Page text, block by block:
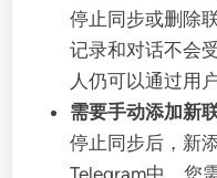
停止同步或删除
记录和对话不会
人仍可以通过用
需要手动添加新
停止同步后，新
Telegram中。您